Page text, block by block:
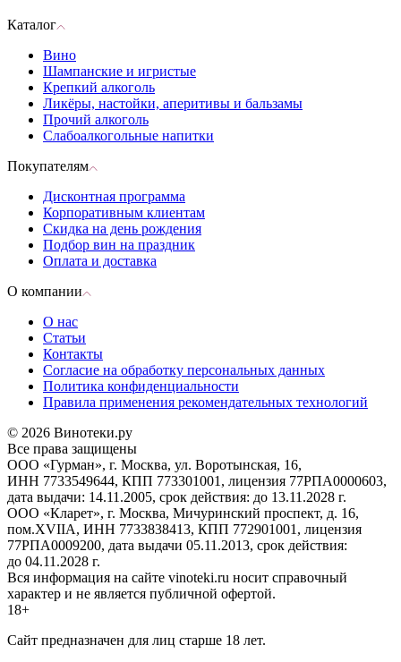
Каталог
Вино
Шампанские и игристые
Крепкий алкоголь
Ликёры, настойки, аперитивы и бальзамы
Прочий алкоголь
Слабоалкогольные напитки
Покупателям
Дисконтная программа
Корпоративным клиентам
Скидка на день рождения
Подбор вин на праздник
Оплата и доставка
О компании
О нас
Статьи
Контакты
Согласие на обработку персональных данных
Политика конфиденциальности
Правила применения рекомендательных технологий
© 2026 Винотеки.ру
Все права защищены
ООО «Гурман», г. Москва, ул. Воротынская, 16,
ИНН 7733549644, КПП 773301001, лицензия 77РПА0000603,
дата выдачи: 14.11.2005, срок действия: до 13.11.2028 г.
ООО «Кларет», г. Москва, Мичуринский проспект, д. 16,
пом.XVIIA, ИНН 7733838413, КПП 772901001, лицензия
77РПА0009200, дата выдачи 05.11.2013, срок действия:
до 04.11.2028 г.
Вся информация на сайте vinoteki.ru носит справочный
характер и не является публичной офертой.
18+
Сайт предназначен для лиц старше 18 лет.